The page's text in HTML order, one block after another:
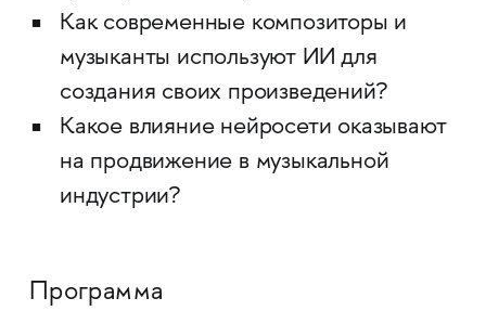
Как современные композиторы и
музыканты используют ИИ для
создания своих произведений?
Какое влияние нейросети оказывают
на продвижение в музыкальной
индустрии?
Программа